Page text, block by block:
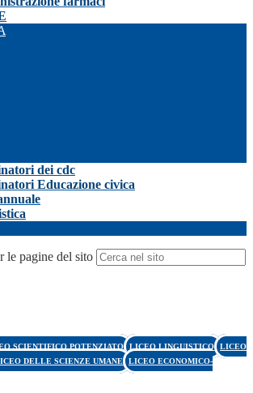
dei cdc
Educazione civica
le pagine del sito
SCIENTIFICO POTENZIATO LICEO LINGUISTICO LICEO
DELLE SCIENZE UMANE LICEO ECONOMICO-